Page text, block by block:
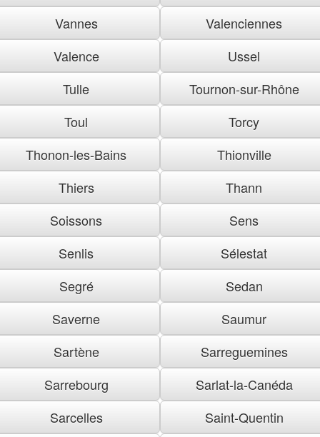
Vannes
Valenciennes
Valence
Ussel
Tulle
Tournon-sur-Rhône
Toul
Torcy
Thonon-les-Bains
Thionville
Thiers
Thann
Soissons
Sens
Senlis
Sélestat
Segré
Sedan
Saverne
Saumur
Sartène
Sarreguemines
Sarrebourg
Sarlat-la-Canéda
Sarcelles
Saint-Quentin